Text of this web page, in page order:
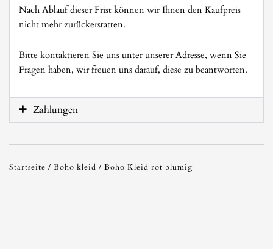
Nach Ablauf dieser Frist können wir Ihnen den Kaufpreis
nicht mehr zurückerstatten.
Bitte kontaktieren Sie uns unter unserer Adresse, wenn Sie
Fragen haben, wir freuen uns darauf, diese zu beantworten.
Zahlungen
Startseite / Boho kleid / Boho Kleid rot blumig